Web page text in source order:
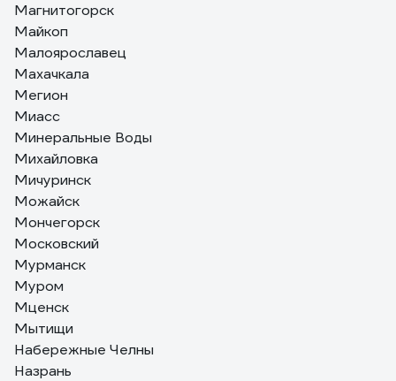
Магнитогорск
Майкоп
Малоярославец
Махачкала
Мегион
Миасс
Минеральные Воды
Михайловка
Мичуринск
Можайск
Мончегорск
Московский
Мурманск
Муром
Мценск
Мытищи
Набережные Челны
Назрань